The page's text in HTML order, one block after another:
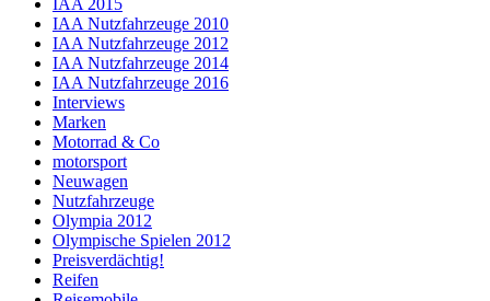
IAA 2015
IAA Nutzfahrzeuge 2010
IAA Nutzfahrzeuge 2012
IAA Nutzfahrzeuge 2014
IAA Nutzfahrzeuge 2016
Interviews
Marken
Motorrad & Co
motorsport
Neuwagen
Nutzfahrzeuge
Olympia 2012
Olympische Spielen 2012
Preisverdächtig!
Reifen